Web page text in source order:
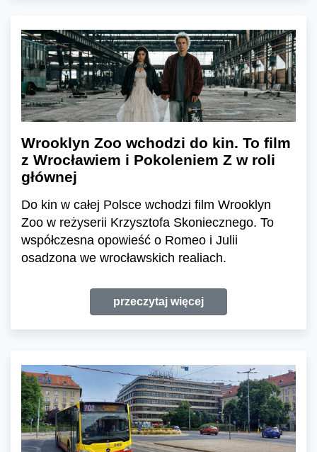
Wrooklyn Zoo wchodzi do kin. To film
z Wrocławiem i Pokoleniem Z w roli
głównej
Do kin w całej Polsce wchodzi film Wrooklyn
Zoo w reżyserii Krzysztofa Skoniecznego. To
współczesna opowieść o Romeo i Julii
osadzona we wrocławskich realiach.
przeczytaj więcej